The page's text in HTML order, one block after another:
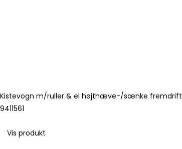
Kistevogn m/ruller & el højthæve-/sænke fremdrift
9411561
Vis produkt